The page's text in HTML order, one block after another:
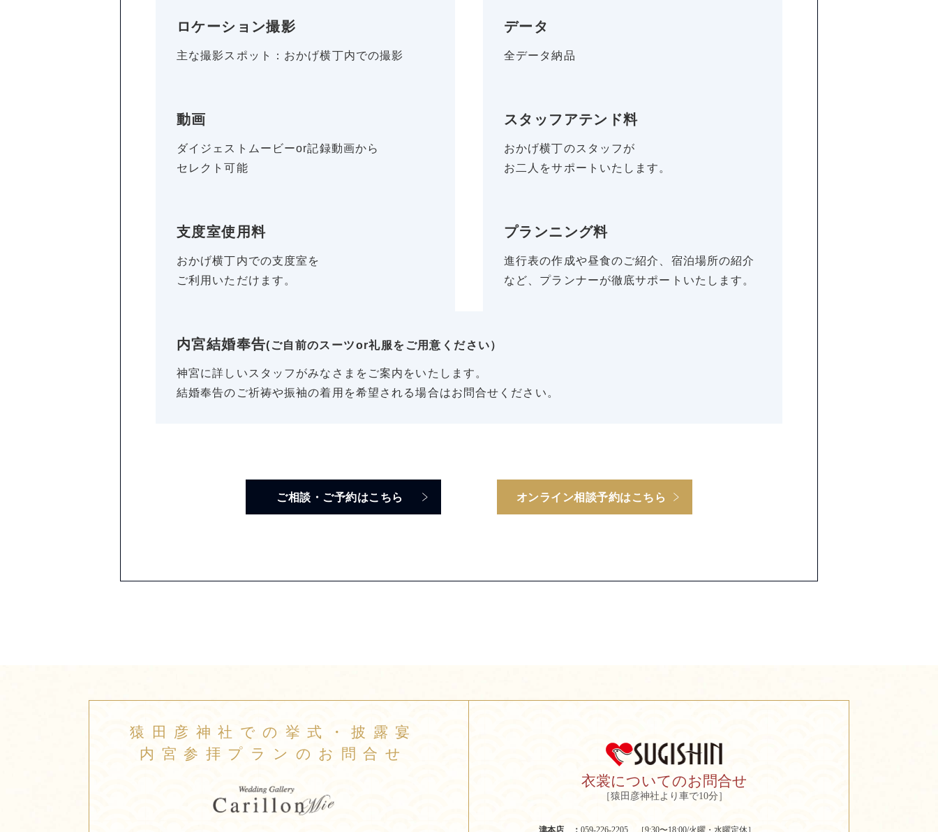
ロケーション撮影
主な撮影スポット：おかげ横丁内での撮影
データ
全データ納品
動画
ダイジェストムービーor記録動画から
セレクト可能
スタッフアテンド料
おかげ横丁のスタッフが
お二人をサポートいたします。
支度室使用料
おかげ横丁内での支度室を
ご利用いただけます。
プランニング料
進行表の作成や昼食のご紹介、宿泊場所の紹介
など、プランナーが徹底サポートいたします。
内宮結婚奉告(ご自前のスーツor礼服をご用意ください）
神宮に詳しいスタッフがみなさまをご案内をいたします。
結婚奉告のご祈祷や振袖の着用を希望される場合はお問合せください。
ご相談・ご予約はこちら オンライン相談予約はこちら
猿田彦神社での挙式・披露宴
内宮参拝プランのお問合せ
衣裳についてのお問合せ
［猿田彦神社より車で10分］
津本店 ： 059-226-2205 ［9:30〜18:00/火曜・水曜定休］